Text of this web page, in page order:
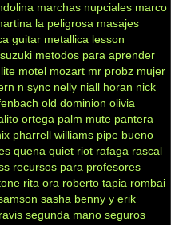
marchas nupciales marco
la peligrosa masajes
guitar metallica lesson
metodos para aprender
motel mozart mr probz mujer
n sync nelly niall horan nick
old dominion olivia
ortega palm mute pantera
pharrell williams pipe bueno
quena quiet riot rafaga rascal
recursos para profesores
rita ora roberto tapia rombai
sasha benny y erik
segunda mano seguros